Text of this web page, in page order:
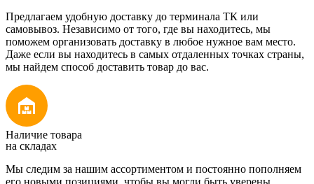
Предлагаем удобную доставку до терминала ТК или
самовывоз. Независимо от того, где вы находитесь, мы
поможем организовать доставку в любое нужное вам место.
Даже если вы находитесь в самых отдаленных точках страны,
мы найдем способ доставить товар до вас.
Наличие товара
на складах
Мы следим за нашим ассортиментом и постоянно пополняем
его новыми позициями, чтобы вы могли быть уверены